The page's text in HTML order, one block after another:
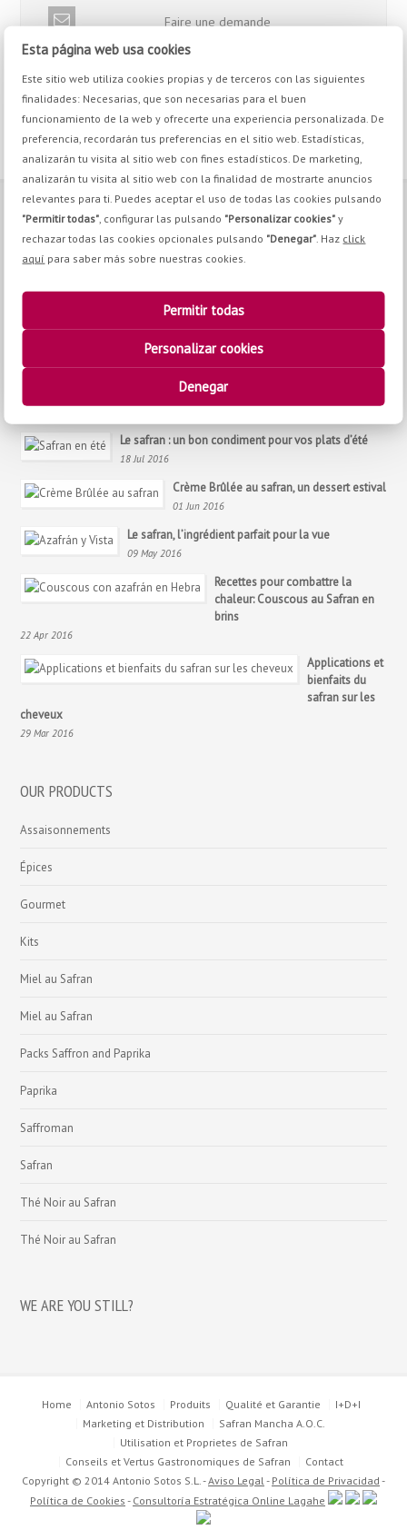
Esta página web usa cookies
Este sitio web utiliza cookies propias y de terceros con las siguientes
finalidades: Necesarias, que son necesarias para el buen
funcionamiento de la web y ofrecerte una experiencia personalizada. De
preferencia, recordarán tus preferencias en el sitio web. Estadísticas,
analizarán tu visita al sitio web con fines estadísticos. De marketing,
analizarán tu visita al sitio web con la finalidad de mostrarte anuncios
relevantes para ti. Puedes aceptar el uso de todas las cookies pulsando
"Permitir todas" , configurar las pulsando "Personalizar cookies" y
rechazar todas las cookies opcionales pulsando "Denegar" . Haz click
aquí para saber más sobre nuestras cookies.
Permitir todas
Personalizar cookies
Denegar
Faire une demande
CONTACT
Pq. Emp. Campollano. Calle H, nº8 02007, Albacete
info@antoniosotos.com
YOU BE INTERESTED IN
Le safran : un bon condiment pour vos plats d’été
18 Jul 2016
Crème Brûlée au safran, un dessert estival
01 Jun 2016
Le safran, l’ingrédient parfait pour la vue
09 May 2016
Recettes pour combattre la
chaleur: Couscous au Safran en
brins
22 Apr 2016
Applications et
bienfaits du
safran sur les
cheveux
29 Mar 2016
OUR PRODUCTS
Assaisonnements
Épices
Gourmet
Kits
Miel au Safran
Miel au Safran
Packs Saffron and Paprika
Paprika
Saffroman
Safran
Thé Noir au Safran
Thé Noir au Safran
WE ARE YOU STILL?
Home Antonio Sotos Produits Qualité et Garantie
I+D+I
Marketing et Distribution
Safran Mancha A.O.C.
Utilisation et Proprietes de Safran
Conseils et Vertus Gastronomiques de Safran
Contact
Copyright © 2014 Antonio Sotos S.L. -Aviso Legal- Política de Privacidad -
Política de Cookies - Consultoría Estratégica Online Lagahe